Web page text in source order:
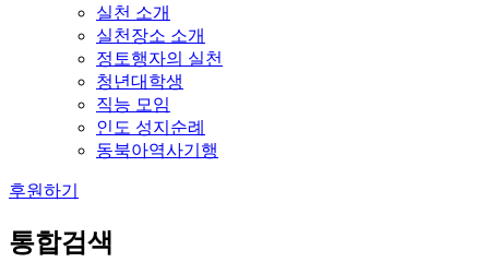
실천 소개
실천장소 소개
정토행자의 실천
청년대학생
직능 모임
인도 성지순례
동북아역사기행
후원하기
통합검색